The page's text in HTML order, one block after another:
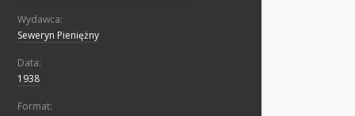
Wydawca:
Seweryn Pieniężny
Data:
1938
Format: